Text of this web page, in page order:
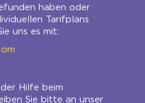
haben oder
Tarifplans
uns es mit:
Hilfe beim
Sie bitte an unser